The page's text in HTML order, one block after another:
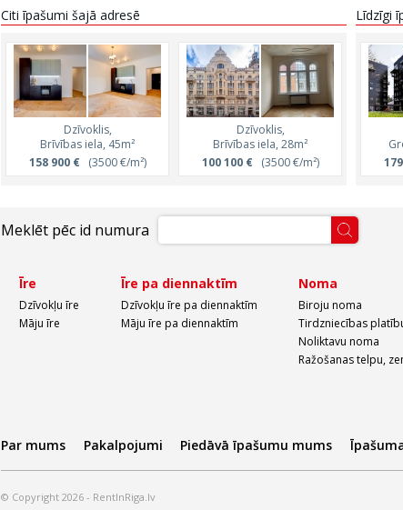
Citi īpašumi šajā adresē
Dzīvoklis,
Brīvības iela, 45m²
158 900 €(3500 €/m²)
Dzīvoklis,
Brīvības iela, 28m²
100 100 €(3500 €/m²)
171
Līdzīgi
Meklēt pēc id numura
Īre
Dzīvokļu īre
Māju īre
Īre pa diennaktīm
Dzīvokļu īre pa diennaktīm
Māju īre pa diennaktīm
Noma
Biroju noma
Tirdzniecības
Noliktavu noma
Ražošanas telpu,
Par mums Pakalpojumi Piedāvā īpašumu mums
© Copyright 2026 - RentInRiga.lv